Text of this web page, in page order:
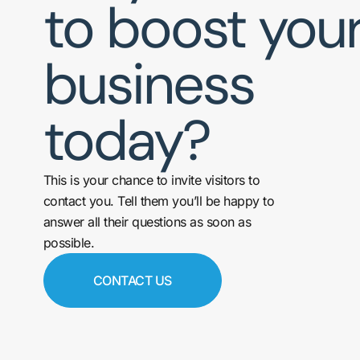
to boost
business
today?
This is your chance to invite visitors to
contact you. Tell them you’ll be happy to
answer all their questions as soon as
possible.
CONTACT US